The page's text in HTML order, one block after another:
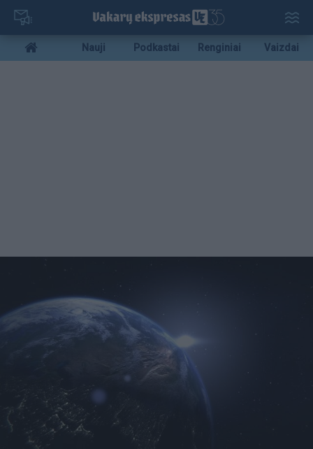
Pereiti
pagrindinį
turinį
Mobile
menu
Nauji Podkastai Renginiai Vaizdai